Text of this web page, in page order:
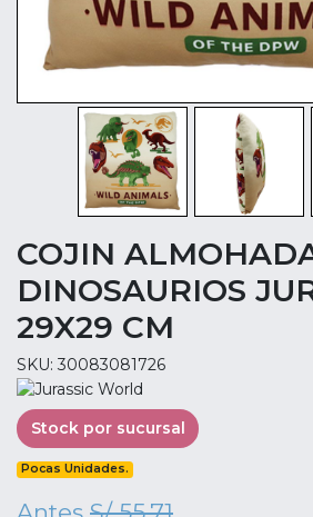
COJIN
DINOSAURIOS
29X29 CM
SKU: 30083081726
Stock por sucursal
Pocas Unidades.